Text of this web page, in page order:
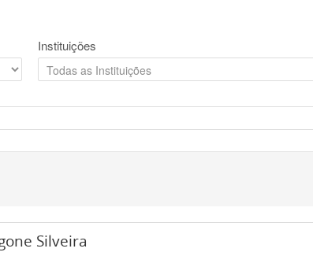
Instituições
Silveira